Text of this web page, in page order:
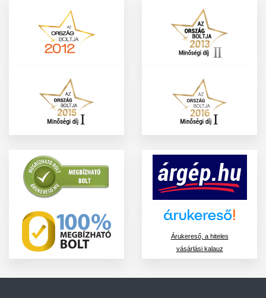
Árukereső, a hiteles
vásárlási kalauz